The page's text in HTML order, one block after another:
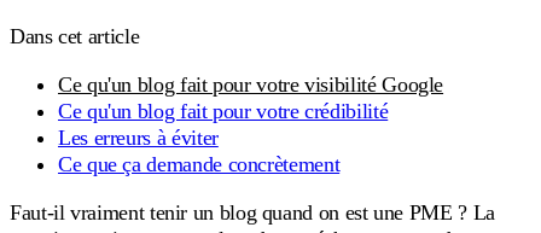
Dans cet article
Ce qu'un blog fait pour votre visibilité Google
Ce qu'un blog fait pour votre crédibilité
Les erreurs à éviter
Ce que ça demande concrètement
Faut-il vraiment tenir un blog quand on est une PME ? La